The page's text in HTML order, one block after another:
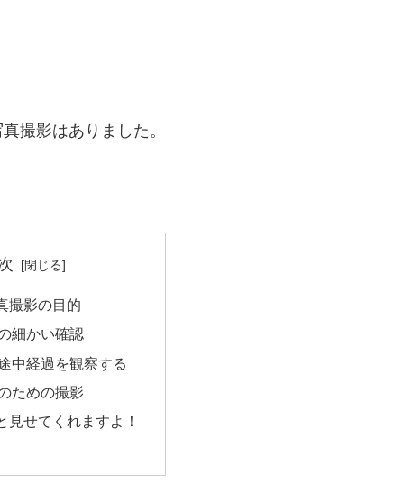
撮影はありました。
撮影の目的
細かい確認
中経過を観察する
ための撮影
見せてくれますよ！